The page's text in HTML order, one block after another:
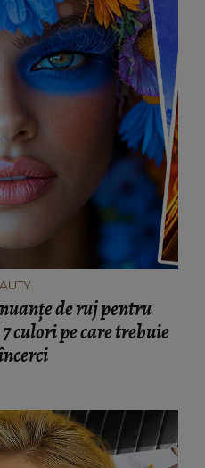
de ruj pentru
culori pe care trebuie